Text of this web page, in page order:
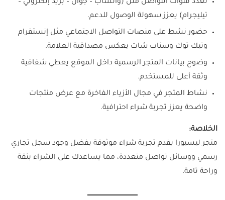
تعدد قنوات التواصل مثل (واتساب – جوال – بريد إلكتروني –
تيليجرام) يعزز سهولة الوصول للدعم.
حضور نشط على منصات التواصل الاجتماعي مثل إنستقرام
وتيك توك وسناب شات يعكس مصداقية العلامة.
وضوح بيانات المتجر الرسمية داخل الموقع يعطي شفافية
وثقة أعلى للمستخدم.
نشاط المتجر في مجال الأزياء الفاخرة مع عرض منتجات
واضحة يعزز تجربة شراء احترافية.
الخلاصة:
متجر ليسيورا يقدم تجربة شراء موثوقة بفضل وجود سجل تجاري
رسمي ووسائل تواصل متعددة، مما يساعدك على الشراء بثقة
وراحة تامة.